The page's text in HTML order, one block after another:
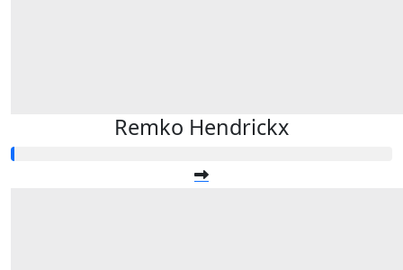
Remko Hendrickx